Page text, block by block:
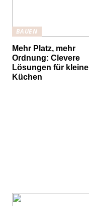
BAUEN
Mehr Platz, mehr
Ordnung: Clevere
Lösungen für kleine
Küchen